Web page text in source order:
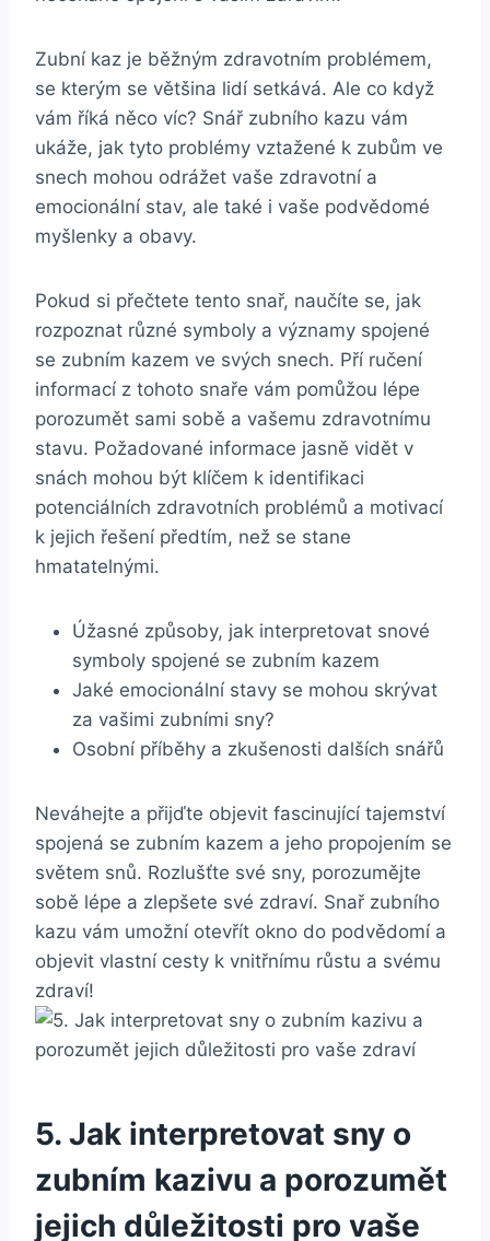
Zubní‍ kaz je běžným‌ zdravotním problémem,
se kterým se většina ⁢lidí setkává. ⁢Ale co‍ když
vám ⁤říká⁢ něco víc? Snář zubního ‌kazu ‍vám
ukáže, jak tyto problémy vztažené k​ zubům ve
snech mohou odrážet vaše zdravotní a
emocionální ​stav, ale také i vaše podvědomé
myšlenky a obavy.
Pokud si přečtete tento​ snař, naučíte‍ se, jak
rozpoznat různé symboly a významy spojené
se zubním kazem ve svých snech. Pří​ ručení
informací‍ z tohoto snaře vám pomůžou⁢ lépe
porozumět sami sobě ⁤a vašemu zdravotnímu
stavu.⁤ Požadované informace jasně⁢ vidět v
snách ⁤mohou‍ být klíčem k ‍identifikaci
potenciálních⁣ zdravotních problémů a motivací
k jejich⁤ řešení předtím, než se stane
hmatatelnými.
Úžasné způsoby, jak interpretovat snové
symboly spojené⁣ se zubním kazem
Jaké⁢ emocionální stavy se mohou ‌skrývat
za ⁣vašimi zubními sny?
Osobní příběhy a zkušenosti​ dalších snářů
Neváhejte a přijďte objevit fascinující tajemství
spojená ​se zubním kazem‍ a⁤ jeho propojením se
světem snů. Rozlušťte své sny, porozumějte
sobě lépe a zlepšete‌ své zdraví. Snař ​zubního⁣
kazu vám⁣ umožní ⁣otevřít okno do podvědomí a
objevit vlastní cesty ‍k ‍vnitřnímu růstu a svému
zdraví!
5. Jak ​interpretovat ‌sny‍ o
zubním kazivu a porozumět⁣
jejich důležitosti pro ‍vaše⁣